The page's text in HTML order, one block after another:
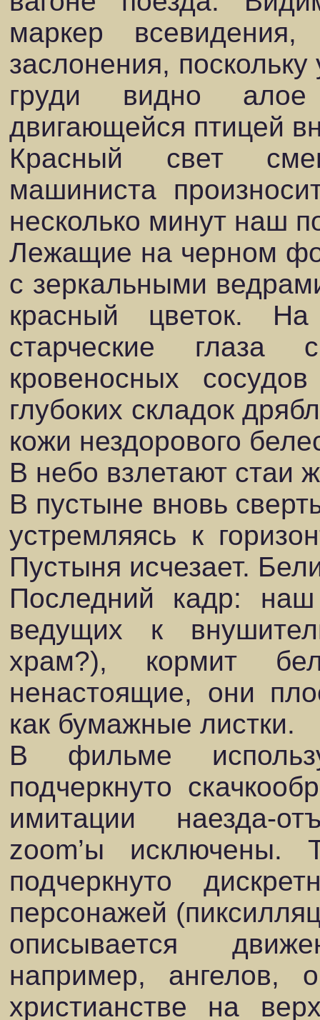
маркер всевидения,
заслонения,
груди видно
двигающейся птицей
Красный свет
машиниста
несколько минут наш
Лежащие на черном
с зеркальными
красный цветок.
старческие глаза
кровеносных
глубоких складок
кожи нездорового
В небо взлетают стаи
В пустыне вновь
устремляясь к
Пустыня исчезает.
Последний кадр:
ведущих к
храм?), кормит
ненастоящие, они
как бумажные листки.
В фильме
подчеркнуто
имитации наезда-
zoom’ы
подчеркнуто
персонажей
описывается
например,
христианстве на